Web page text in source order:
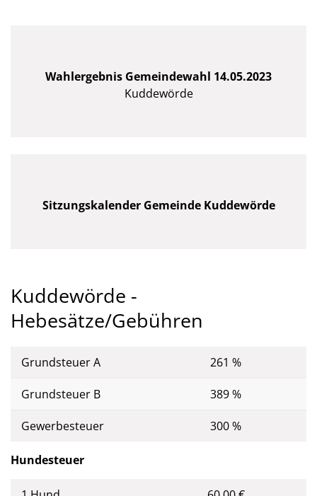
Wahlergebnis Gemeindewahl 14.05.2023
Kuddewörde
Sitzungskalender Gemeinde Kuddewörde
Kuddewörde -
Hebesätze/Gebühren
Grundsteuer A 261 %
Grundsteuer B 389 %
Gewerbesteuer 300 %
Hundesteuer